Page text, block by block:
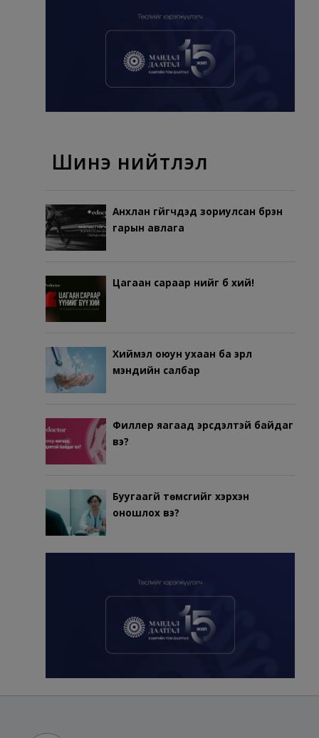
Шинэ нийтлэл
Анхлан гүйгчдэд зориулсан бүрэн
гарын авлага
Цагаан сараар үүнийг бүү хий!
Хиймэл оюун ухаан ба эрүүл
мэндийн салбар
Филлер яагаад эрсдэлтэй байдаг
вэ?
Буугаагүй төмсгийг хэрхэн
оношлох вэ?